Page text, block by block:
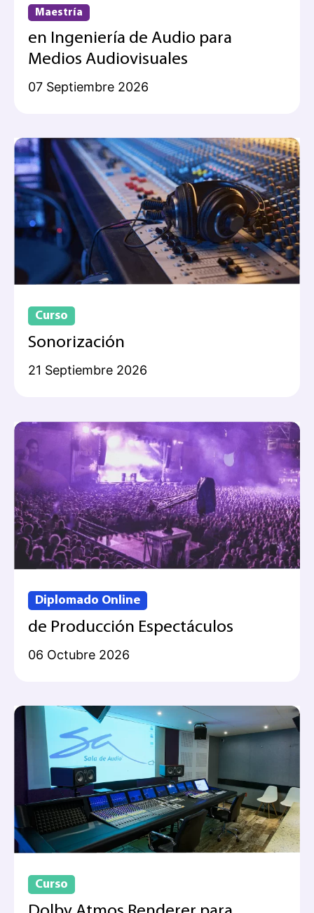
Maestría
en Ingeniería de Audio para
Medios Audiovisuales
07 Septiembre 2026
Curso
Sonorización
21 Septiembre 2026
Diplomado Online
de Producción Espectáculos
06 Octubre 2026
Curso